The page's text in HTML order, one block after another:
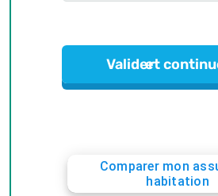
Comparer mon
habitation